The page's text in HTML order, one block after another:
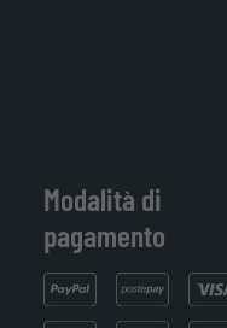
Modalità di
pagamento